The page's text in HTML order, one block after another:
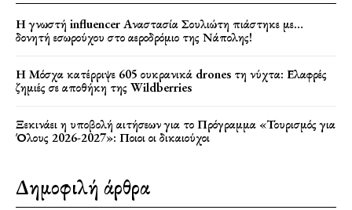
Η γνωστή influencer Αναστασία Σουλιώτη πιάστηκε με…
δονητή εσωρούχου στο αεροδρόμιο της Νάπολης!
Η Μόσχα κατέρριψε 605 ουκρανικά drones τη νύχτα: Ελαφρές
ζημιές σε αποθήκη της Wildberries
Ξεκινάει η υποβολή αιτήσεων για το Πρόγραμμα «Τουρισμός για
Όλους 2026-2027»: Ποιοι οι δικαιούχοι
Δημοφιλή άρθρα